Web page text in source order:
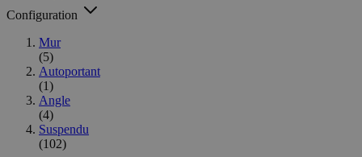
Configuration
Mur
(5)
Autoportant
(1)
Angle
(4)
Suspendu
(102)